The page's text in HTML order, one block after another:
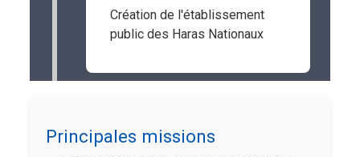
Création de l'établissement
public des Haras Nationaux
Principales missions